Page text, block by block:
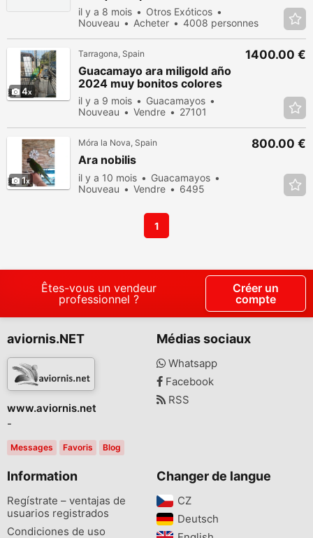
il y a 8 mois
Otros Exóticos
Nouveau
Acheter
4008 personnes
4
Tarragona, Spain
Guacamayo ara miligold año
2024 muy bonitos colores
il y a 9 mois
Guacamayos
Nouveau
Vendre
27101
1400.00 €
1
Móra la Nova, Spain
Ara nobilis
il y a 10 mois
Guacamayos
Nouveau
Vendre
6495
800.00 €
1
Êtes-vous un vendeur
professionnel ?
Créer un
compte
aviornis.NET
www.aviornis.net
-
Messages Favoris Blog
Médias sociaux
Whatsapp
Facebook
RSS
Information
Regístrate – ventajas de
usuarios registrados
Condiciones de uso
Changer de langue
CZ‎
Deutsch‎